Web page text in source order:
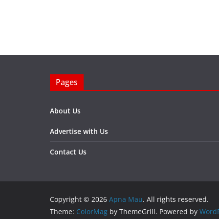
Pages
About Us
Advertise with Us
Contact Us
Copyright © 2026 Apna Mau. All rights reserved.
Theme: ColorMag by ThemeGrill. Powered by